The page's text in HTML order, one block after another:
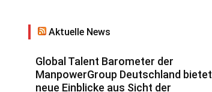
Aktuelle News
Global Talent Barometer der
ManpowerGroup Deutschland bietet
neue Einblicke aus Sicht der